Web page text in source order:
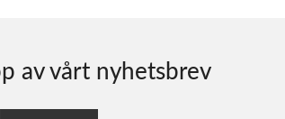
av vårt nyhetsbrev